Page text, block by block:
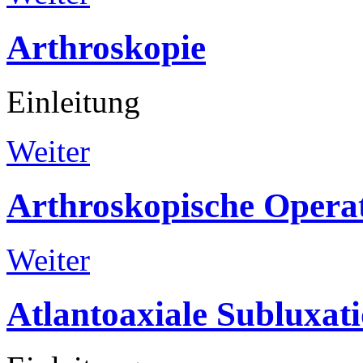
Arthroskopie
Einleitung
Weiter
Arthroskopische
Weiter
Atlantoaxiale